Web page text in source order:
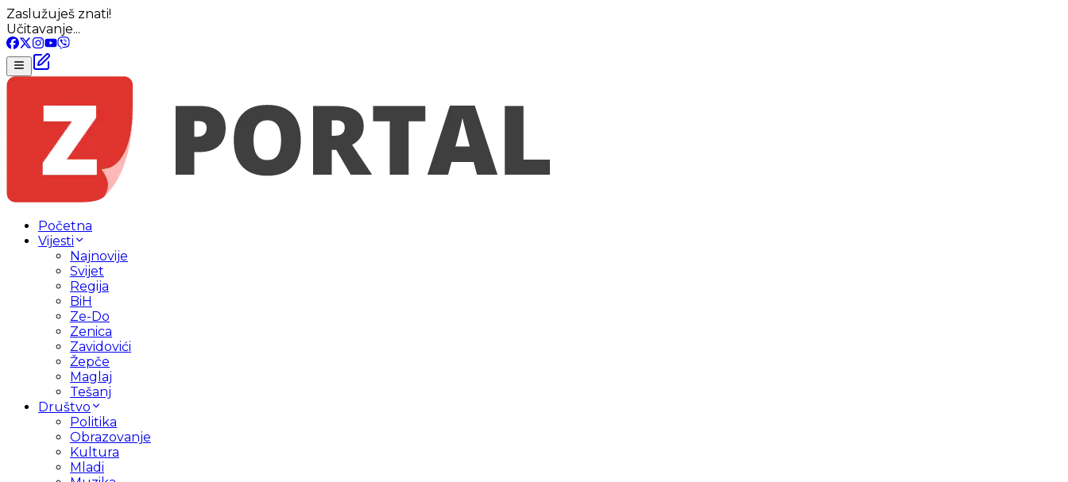
Zaslužuješ znati!
Učitavanje...
Početna
Vijesti
Najnovije
Svijet
Regija
BiH
Ze-Do
Zenica
Zavidovići
Žepče
Maglaj
Tešanj
Društvo
Politika
Obrazovanje
Kultura
Mladi